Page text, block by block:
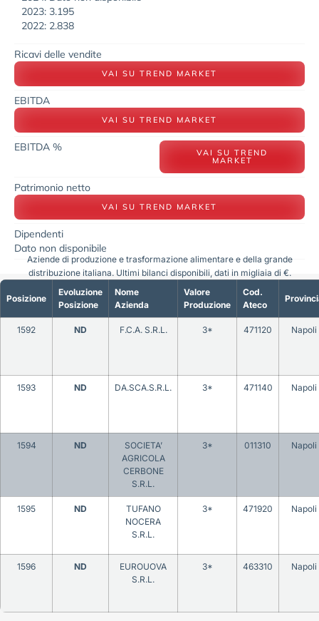
2023: 3.195
2022: 2.838
Ricavi delle vendite
VAI SU TREND MARKET
EBITDA
VAI SU TREND MARKET
EBITDA % VAI SU TREND
MARKET
Patrimonio netto
VAI SU TREND MARKET
Dipendenti
Dato non disponibile
Posizione
Evoluzione
Posizione
Nome
Azienda
Valore
Produzione
Cod.
Ateco
1592 ND F.C.A. S.R.L. 3* 471120 Napoli
1593 ND DA.SCA.S.R.L. 3* 471140 Napoli
1594 ND
SOCIETA’
AGRICOLA
CERBONE
S.R.L.
3* 011310 Napoli
1595 ND
TUFANO
NOCERA
S.R.L.
3* 471920 Napoli
1596 ND
EUROUOVA
S.R.L.
3* 463310 Napoli
Aziende di produzione e trasformazione alimentare e della grande
distribuzione italiana. Ultimi bilanci disponibili, dati in migliaia di €.